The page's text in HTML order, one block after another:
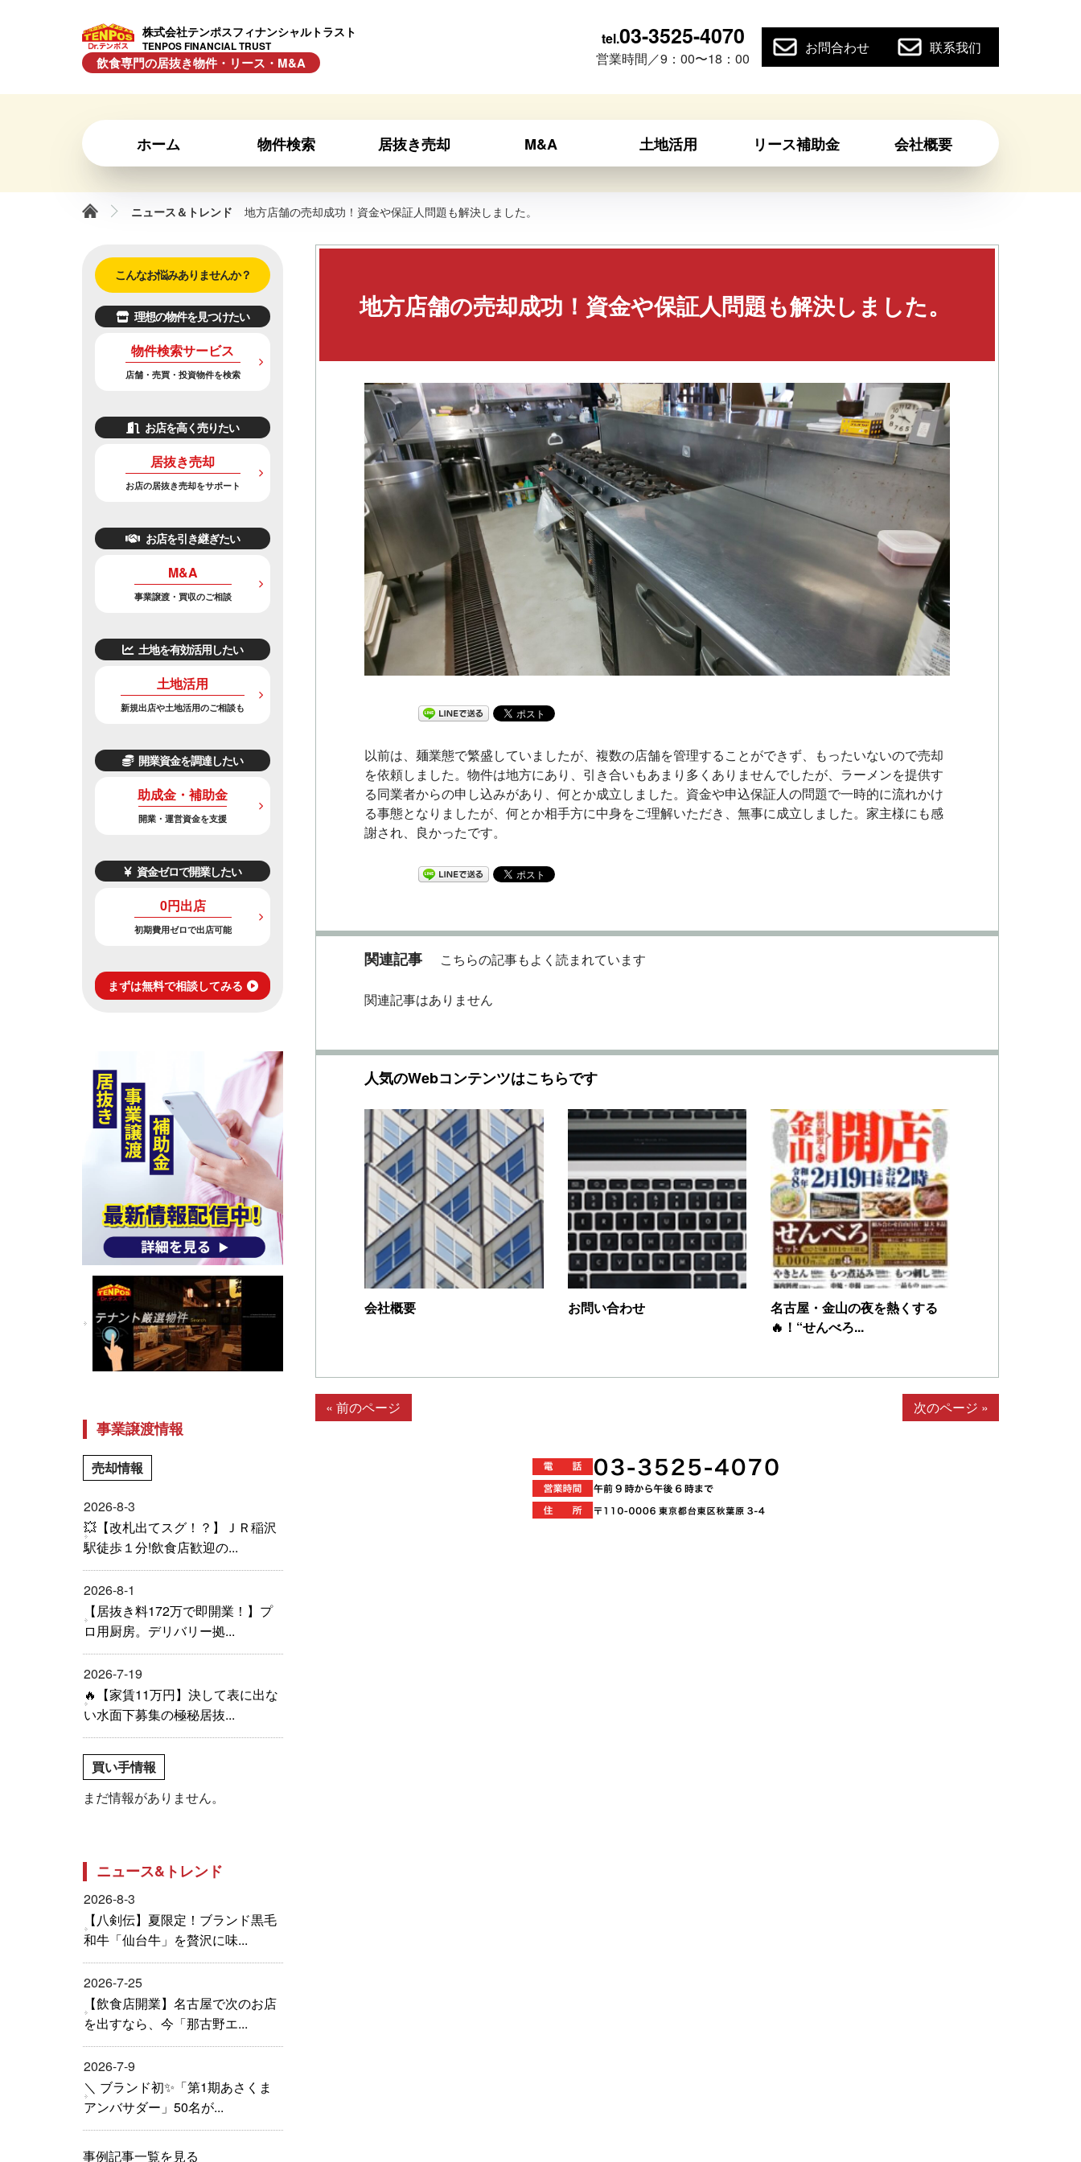
株式会社テンポスフィナンシャルトラスト
TENPOS FINANCIAL TRUST
飲食専門の居抜き物件・リース・M&A
tel.03-3525-4070
営業時間／9：00〜18：00
お問合わせ 联系我们
ホーム 物件検索 居抜き売却 M&A 土地活用 リース補助金 会社概要
ニュース＆トレンド 地方店舗の売却成功！資金や保証人問題も解決しました。
地方店舗の売却成功！資金や保証人問題も解決しました。
以前は、麺業態で繁盛していましたが、複数の店舗を管理することができず、もったいないので売却
を依頼しました。物件は地方にあり、引き合いもあまり多くありませんでしたが、ラーメンを提供す
る同業者からの申し込みがあり、何とか成立しました。資金や申込保証人の問題で一時的に流れかけ
る事態となりましたが、何とか相手方に中身をご理解いただき、無事に成立しました。家主様にも感
謝され、良かったです。
関連記事 こちらの記事もよく読まれています
関連記事はありません
人気のWebコンテンツはこちらです
会社概要 お問い合わせ
名古屋・金山の夜を熱くする
🔥！“せんべろ...
« 前のページ 次のページ »
こんなお悩みありませんか？
理想の物件を見つけたい
物件検索サービス
店舗・売買・投資物件を検索
お店を高く売りたい
居抜き売却
お店の居抜き売却をサポート
お店を引き継ぎたい
M&A
事業譲渡・買収のご相談
土地を有効活用したい
土地活用
新規出店や土地活用のご相談も
開業資金を調達したい
助成金・補助金
開業・運営資金を支援
資金ゼロで開業したい
0円出店
初期費用ゼロで出店可能
まずは無料で相談してみる
事業譲渡情報
売却情報
2026-8-3
💥【改札出てスグ！？】ＪＲ稲沢
駅徒歩１分!飲食店歓迎の...
2026-8-1
【居抜き料172万で即開業！】プ
ロ用厨房。デリバリー拠...
2026-7-19
🔥【家賃11万円】決して表に出な
い水面下募集の極秘居抜...
買い手情報
まだ情報がありません。
ニュース&トレンド
2026-8-3
【八剣伝】夏限定！ブランド黒毛
和牛「仙台牛」を贅沢に味...
2026-7-25
【飲食店開業】名古屋で次のお店
を出すなら、今「那古野エ...
2026-7-9
＼ ブランド初✨「第1期あさくま
アンバサダー」50名が...
事例記事一覧を見る